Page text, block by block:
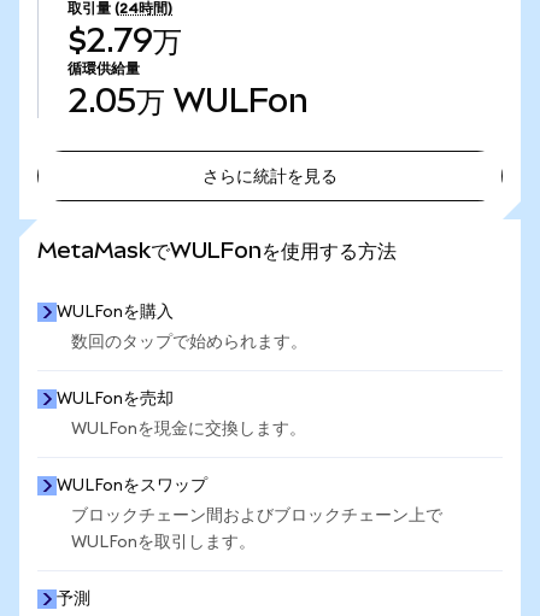
取引量 (24時間)
$2.79万
循環供給量
2.05万 WULFon
さらに統計を見る
MetaMaskでWULFonを使用する方法
WULFonを購入
数回のタップで始められます。
WULFonを売却
WULFonを現金に交換します。
WULFonをスワップ
ブロックチェーン間およびブロックチェーン上で
WULFonを取引します。
予測